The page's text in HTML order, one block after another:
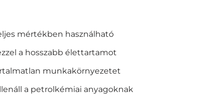
mértékben használható
a hosszabb élettartamot
munkakörnyezetet
a petrolkémiai anyagoknak